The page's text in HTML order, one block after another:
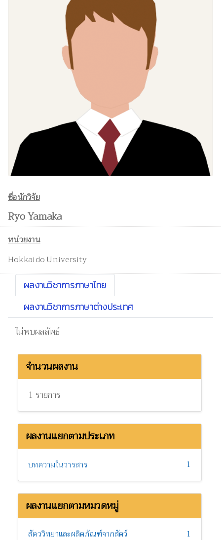
ชื่อนักวิจัย
Ryo Yamaka
หน่วยงาน
Hokkaido University
ผลงานวิชาการภาษาไทย
ผลงานวิชาการภาษาต่างประเทศ
ไม่พบผลลัพธ์
จำนวนผลงาน
1 รายการ
ผลงานแยกตามประเภท
บทความในวารสาร 1
ผลงานแยกตามหมวดหมู่
สัตววิทยาและผลิตภัณฑ์จากสัตว์ 1